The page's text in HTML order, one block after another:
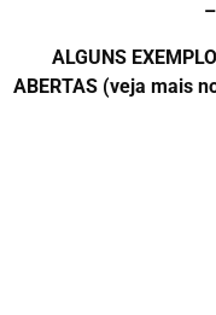
–
ALGUNS
ABERTAS (veja mais